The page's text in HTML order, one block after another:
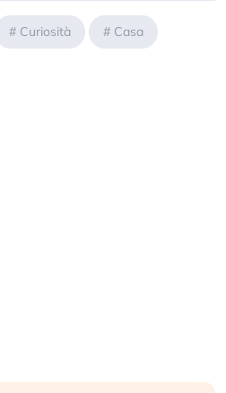
# Curiosità # Casa